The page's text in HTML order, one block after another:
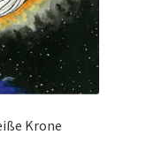
Krone